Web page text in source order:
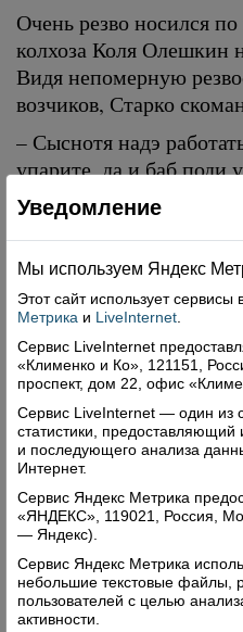
Очень резво носился
колхоза Коля Олешкин
Видя непомерную
возчиков, Старко
– Сыснотя надэ
упарите, да и баб поди
Бабы подхватили:
– Не поспеваем за вам,
Егорко Бычин подначил:
– Ага, пошти отплясали
дак и спины не гнучча.
Бабы захохотали:
– Ты-то старый, чево
мешает?
Егор заерзал на возу:
– Вот я вас клюшкой-
Бабы захохотали еще
– А ведь тебе, Егорко, с
Уведомление
Мы используем Яндекс
Этот сайт использует сервисы
Метрика и LiveInternet
Сервис LiveInternet
«Клименко и Ко», 121151,
проспект, дом 22, офис
Сервис LiveInternet — один из
статистики, предоставляющий
и последующего анализа
Интернет.
Сервис Яндекс Метрика
«ЯНДЕКС», 119021, Россия,
— Яндекс).
Сервис Яндекс Метрика
небольшие текстовые
пользователей с целью
активности.